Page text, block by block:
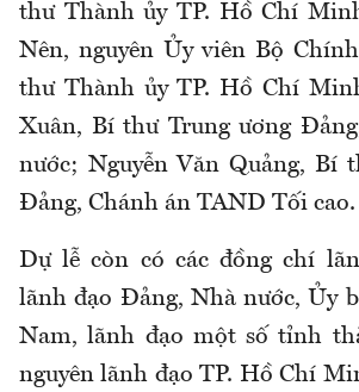
thư Thành ủy TP. Hồ Chí
Nên, nguyên Ủy viên Bộ
thư Thành ủy TP. Hồ Chí
Xuân, Bí thư Trung ương
nước; Nguyễn Văn Quảng, Bí
Đảng, Chánh án TAND Tối cao.
Dự lễ còn có các đồng chí
lãnh đạo Đảng, Nhà nước, Ủy
Nam, lãnh đạo một số tỉnh
nguyên lãnh đạo TP. Hồ Chí